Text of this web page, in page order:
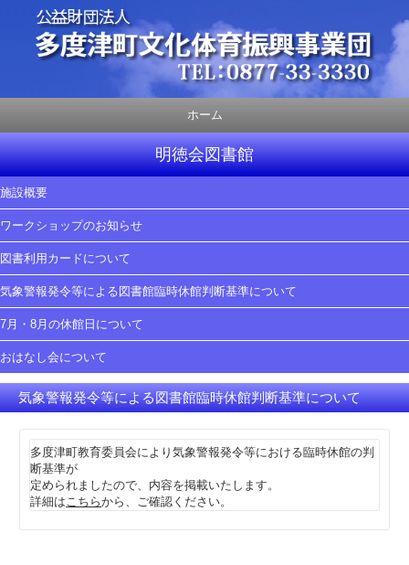
ホーム
明徳会図書館
施設概要
ワークショップのお知らせ
図書利用カードについて
気象警報発令等による図書館臨時休館判断基準について
7月・8月の休館日について
おはなし会について
気象警報発令等による図書館臨時休館判断基準について
多度津町教育委員会により気象警報発令等における臨時休館の判
断基準が
定められましたので、内容を掲載いたします。
詳細は こちらから、ご確認ください。